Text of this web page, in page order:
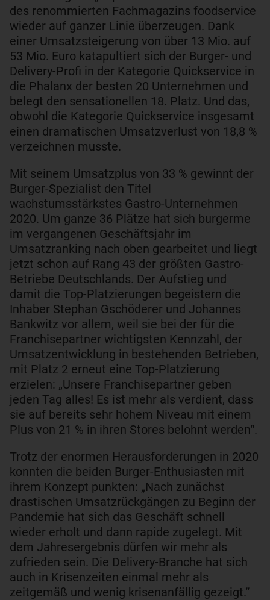
des renommierten Fachmagazins foodservice
wieder auf ganzer Linie überzeugen. Dank
einer Umsatzsteigerung von über 13 Mio. auf
53 Mio. Euro katapultiert sich der Burger- und
Delivery-Profi in der Kategorie Quickservice in
die Phalanx der besten 20 Unternehmen und
belegt den sensationellen 18. Platz. Und das,
obwohl die Kategorie Quickservice insgesamt
einen dramatischen Umsatzverlust von 18,8 %
verzeichnen musste.
Mit seinem Umsatzplus von 33 % gewinnt der
Burger-Spezialist den Titel
wachstumsstärkstes Gastro-Unternehmen
2020. Um ganze 36 Plätze hat sich burgerme
im vergangenen Geschäftsjahr im
Umsatzranking nach oben gearbeitet und liegt
jetzt schon auf Rang 43 der größten Gastro-
Betriebe Deutschlands. Der Aufstieg und
damit die Top-Platzierungen begeistern die
Inhaber Stephan Gschöderer und Johannes
Bankwitz vor allem, weil sie bei der für die
Franchisepartner wichtigsten Kennzahl, der
Umsatzentwicklung in bestehenden Betrieben,
mit Platz 2 erneut eine Top-Platzierung
erzielen: „Unsere Franchisepartner geben
jeden Tag alles! Es ist mehr als verdient, dass
sie auf bereits sehr hohem Niveau mit einem
Plus von 21 % in ihren Stores belohnt werden“.
Trotz der enormen Herausforderungen in 2020
konnten die beiden Burger-Enthusiasten mit
ihrem Konzept punkten: „Nach zunächst
drastischen Umsatzrückgängen zu Beginn der
Pandemie hat sich das Geschäft schnell
wieder erholt und dann rapide zugelegt. Mit
dem Jahresergebnis dürfen wir mehr als
zufrieden sein. Die Delivery-Branche hat sich
auch in Krisenzeiten einmal mehr als
zeitgemäß und wenig krisenanfällig gezeigt.“